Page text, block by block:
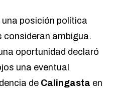
posición política
ambigua.
oportunidad declaró
una eventual
de Calingasta en